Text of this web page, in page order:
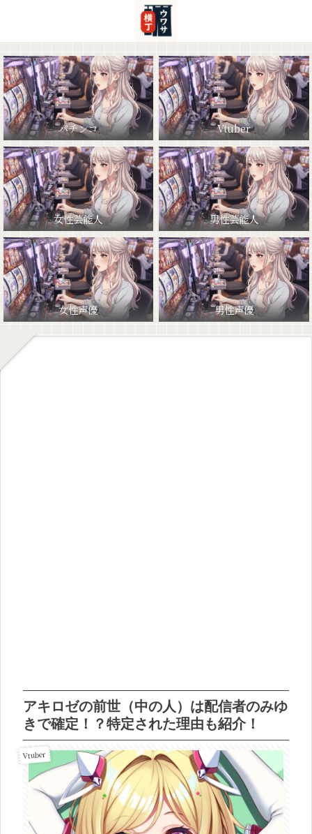
パチンコ Vtuber
女性芸能人 男性芸能人
女性声優 男性声優
アキロゼの前世（中の人）は配信者のみゆ
きで確定！？特定された理由も紹介！
Vtuber